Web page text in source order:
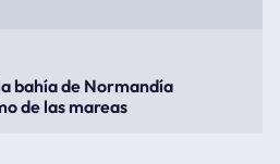
bahía de Normandía
de las mareas